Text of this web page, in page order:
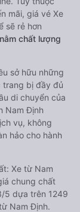
mãi, giá vé Xe
sẽ rẻ hơn
chất lượng
sở hữu những
trang bị đầy đủ
di chuyển của
Nam Định
vụ, không
hảo cho hành
Xe từ Nam
chung chất
5 dựa trên 1249
Nam Định.